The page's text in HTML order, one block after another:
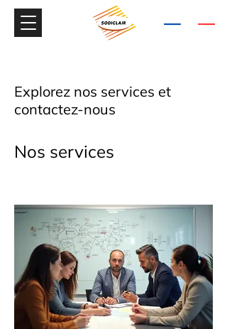
Explorez nos services et
contactez-nous
Nos services